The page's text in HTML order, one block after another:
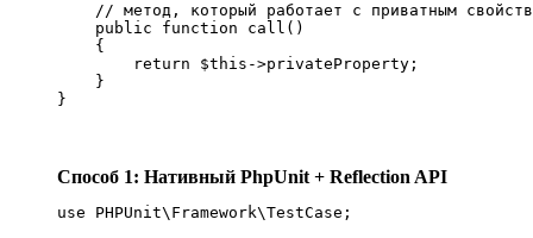
// метод, который работает с приватным
    public function call()
    {
        return $this->privateProperty;
    }
}
Способ 1: Нативный PhpUnit + Reflection API
use PHPUnit\Framework\TestCase;